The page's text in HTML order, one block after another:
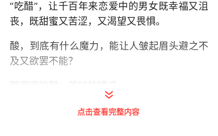
“吃醋”，让千百年来恋爱中的男女既幸福又沮
丧，既甜蜜又苦涩，又渴望又畏惧。
酸，到底有什么魔力，能让人皱起眉头避之不
及又欲罢不能？
唐人白居易有《东院》云：“老去齿衰嫌橘醋，
点击查看完整内容